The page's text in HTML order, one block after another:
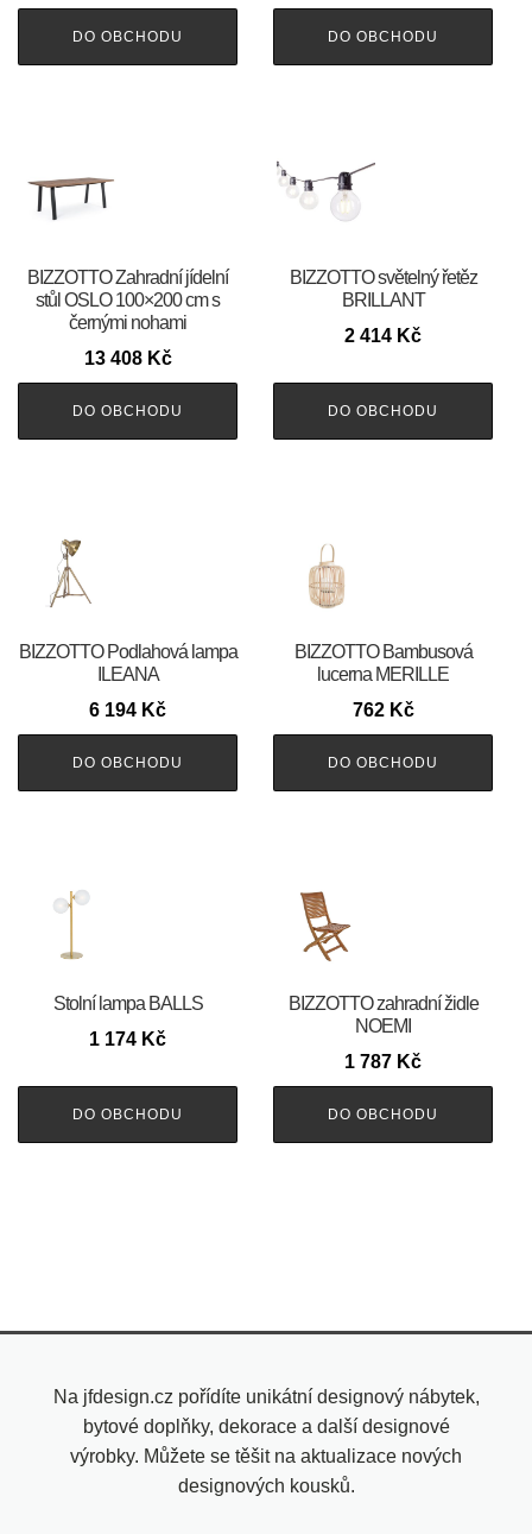
DO OBCHODU DO OBCHODU
BIZZOTTO Zahradní jídelní
stůl OSLO 100×200 cm s
černými nohami
13 408 Kč
DO OBCHODU
BIZZOTTO světelný řetěz
BRILLANT
2 414 Kč
DO OBCHODU
BIZZOTTO Podlahová lampa
ILEANA
6 194 Kč
DO OBCHODU
BIZZOTTO Bambusová
lucerna MERILLE
762 Kč
DO OBCHODU
Stolní lampa BALLS
1 174 Kč
DO OBCHODU
BIZZOTTO zahradní židle
NOEMI
1 787 Kč
DO OBCHODU
Na jfdesign.cz pořídíte unikátní designový nábytek,
bytové doplňky, dekorace a další designové
výrobky. Můžete se těšit na aktualizace nových
designových kousků.